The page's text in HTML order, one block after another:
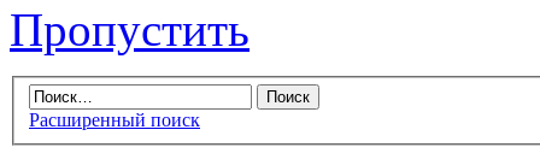
Пропустить
Расширенный поиск